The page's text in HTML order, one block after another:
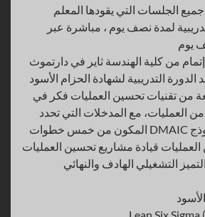
الجلسات التي يقودها المعلم
لمدة نصف يوم ، مباشرة عبر
يوم
من كلية الهندسة ثاير في دارتموث
من تقنيات تحسين العمليات فكر في
مع المدخلات التي تحدد
المخرجات تطبيق نموذج DMAIC المكون من خمس خطوات
قيادة مشاريع تحسين العمليات
التشغيلي الهادف والنهائي